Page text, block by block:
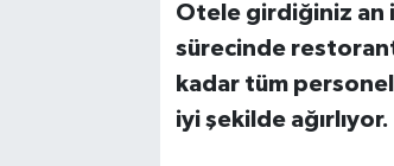
Otele girdiğiniz an
sürecinde
kadar tüm
iyi şekilde ağırlıyor.